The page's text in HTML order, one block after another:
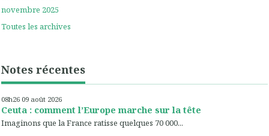
novembre 2025
Toutes les archives
Notes récentes
08h26 09 août 2026
Ceuta : comment l’Europe marche sur la tête
Imaginons que la France ratisse quelques 70 000...